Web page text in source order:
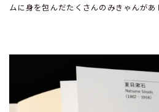
ムに身を包んだたくさんのみきゃんがあ